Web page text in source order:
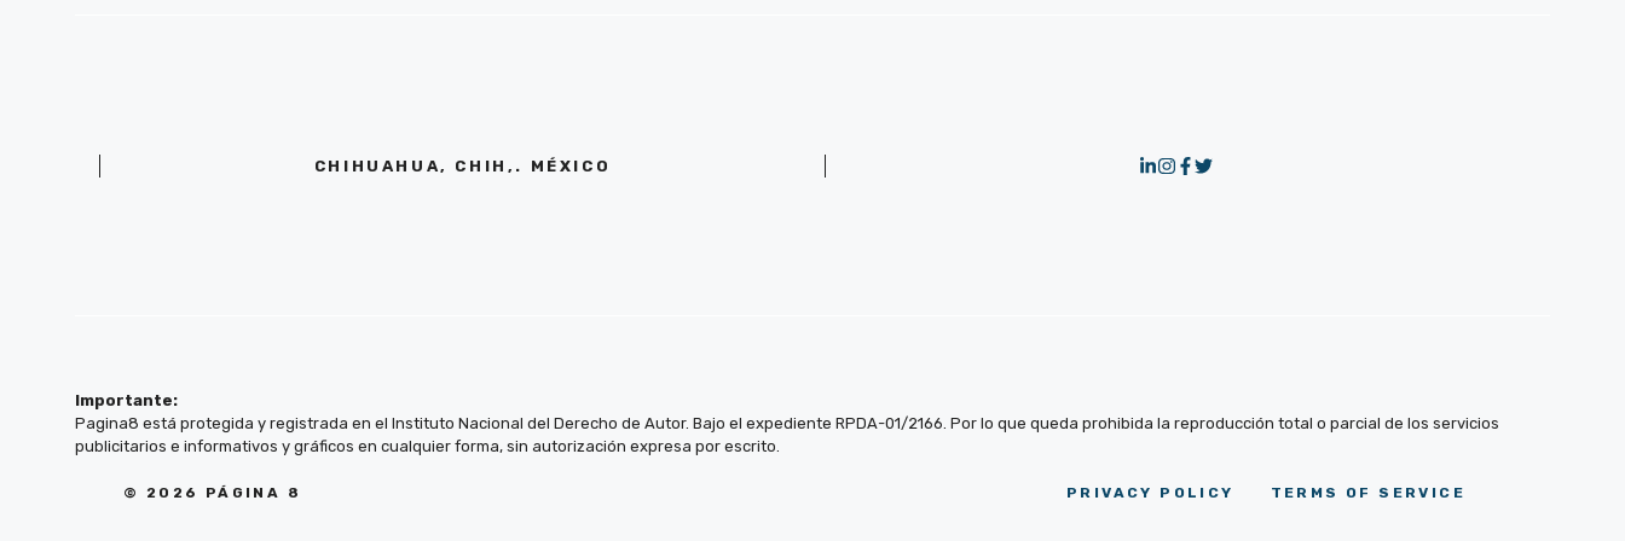
CHIHUAHUA, CHIH,. MÉXICO
Importante:
Pagina8 está protegida y registrada en el Instituto Nacional del Derecho de Autor. Bajo el expediente RPDA-01/2166. Por lo que queda prohibida la reproducción total o parcial de los servicios
publicitarios e informativos y gráficos en cualquier forma, sin autorización expresa por escrito.
© 2026 PÁGINA 8 PRIVACY POLICY TERMS OF SERVICE